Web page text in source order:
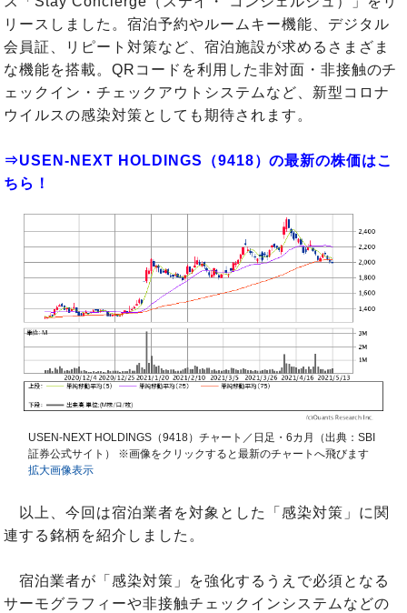
リースしました。宿泊予約やルームキー機能、デジタル
会員証、リピート対策など、宿泊施設が求めるさまざま
な機能を搭載。QRコードを利用した非対面・非接触のチ
ェックイン・チェックアウトシステムなど、新型コロナ
ウイルスの感染対策としても期待されます。
⇒USEN-NEXT HOLDINGS（9418）の最新の株価はこ
ちら！
USEN-NEXT HOLDINGS（9418）チャート／日足・6カ月（出典：SBI
証券公式サイト） ※画像をクリックすると最新のチャートへ飛びます
拡大画像表示
以上、今回は宿泊業者を対象とした「感染対策」に関
連する銘柄を紹介しました。
宿泊業者が「感染対策」を強化するうえで必須となる
サーモグラフィーや非接触チェックインシステムなどの